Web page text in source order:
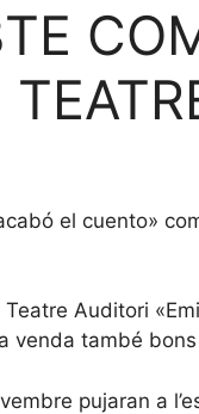
el cuento»
Teatre Auditori
venda també
pujaran a